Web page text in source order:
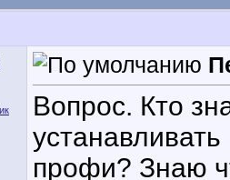
Вопрос. Кто
профи? Знаю